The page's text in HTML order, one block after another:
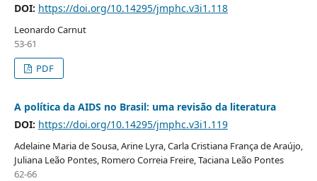
DOI: https://doi.org/10.14295/jmphc.v3i1.118
Leonardo Carnut
53-61
PDF
A política da AIDS no Brasil: uma revisão da literatura
DOI: https://doi.org/10.14295/jmphc.v3i1.119
Adelaine Maria de Sousa, Arine Lyra, Carla Cristiana França de Araújo,
Juliana Leão Pontes, Romero Correia Freire, Taciana Leão Pontes
62-66